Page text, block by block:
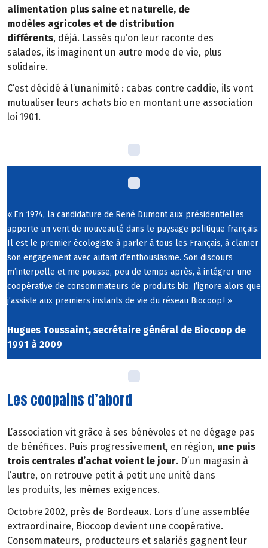
alimentation plus saine et naturelle, de
modèles agricoles et de distribution
différents, déjà. Lassés qu’on leur raconte des
salades, ils imaginent un autre mode de vie, plus
solidaire.
C’est d écid é à l’unanimité : cabas contre caddie, ils vont
mutualiser leurs achats bio en montant une association
loi 1901.
« En 1974, la candidature de René Dumont aux présidentielles
apporte un vent de nouveauté dans le paysage politique français.
Il est le premier écologiste à parler à tous les Français, à clamer
son engagement avec autant d’enthousiasme. Son discours
m’interpelle et me pousse, peu de temps après, à intégrer une
coopérative de consommateurs de produits bio. J’ignore alors que
j’assiste aux premiers instants de vie du réseau Biocoop! »
Hugues Toussaint, secrétaire général de Biocoop de
1991 à 2009
Les coopains d’abord
L’association vit grâce à ses bénévoles et ne dégage pas
de bénéfices. Puis progressivement, en région, une puis
trois centrales d ’achat voient le jour. D’un magasin à
l’autre, on retrouve petit à petit une unité dans
les produits, les mêmes exigences.
Octobre 2002, près de Bordeaux. Lors d’une assemblée
extraordinaire, Biocoop devient une coopérative.
Consommateurs, producteurs et salariés gagnent leur